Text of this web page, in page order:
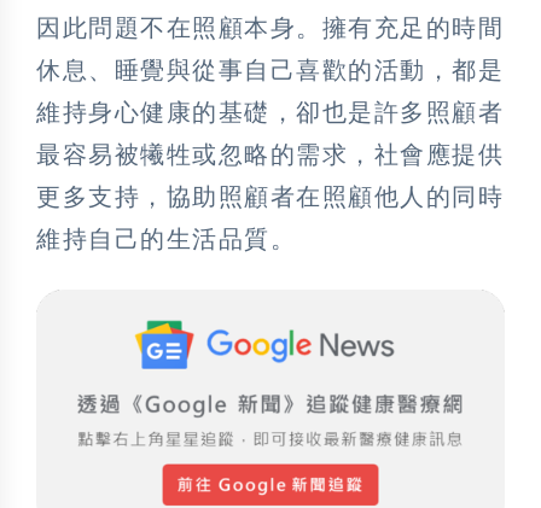
因此問題不在照顧本身。擁有充足的時間
休息、睡覺與從事自己喜歡的活動，都是
維持身心健康的基礎，卻也是許多照顧者
最容易被犧牲或忽略的需求，社會應提供
更多支持，協助照顧者在照顧他人的同時
維持自己的生活品質。